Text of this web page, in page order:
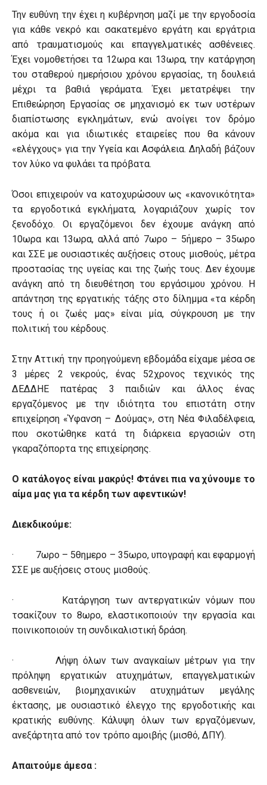
Την ευθύνη την έχει η κυβέρνηση μαζί με την εργοδοσία
για κάθε νεκρό και σακατεμένο εργάτη και εργάτρια
από τραυματισμούς και επαγγελματικές ασθένειες.
Έχει νομοθετήσει τα 12ωρα και 13ωρα, την κατάργηση
του σταθερού ημερήσιου χρόνου εργασίας, τη δουλειά
μέχρι τα βαθιά γεράματα. Έχει μετατρέψει την
Επιθεώρηση Εργασίας σε μηχανισμό εκ των υστέρων
διαπίστωσης εγκλημάτων, ενώ ανοίγει τον δρόμο
ακόμα και για ιδιωτικές εταιρείες που θα κάνουν
«ελέγχους» για την Υγεία και Ασφάλεια. Δηλαδή βάζουν
τον λύκο να φυλάει τα πρόβατα.
Όσοι επιχειρούν να κατοχυρώσουν ως «κανονικότητα»
τα εργοδοτικά εγκλήματα, λογαριάζουν χωρίς τον
ξενοδόχο. Οι εργαζόμενοι δεν έχουμε ανάγκη από
10ωρα και 13ωρα, αλλά από 7ωρο – 5ήμερο – 35ωρο
και ΣΣΕ με ουσιαστικές αυξήσεις στους μισθούς, μέτρα
προστασίας της υγείας και της ζωής τους. Δεν έχουμε
ανάγκη από τη διευθέτηση του εργάσιμου χρόνου. Η
απάντηση της εργατικής τάξης στο δίλημμα «τα κέρδη
τους ή οι ζωές μας» είναι μία, σύγκρουση με την
πολιτική του κέρδους.
Στην Αττική την προηγούμενη εβδομάδα είχαμε μέσα σε
3 μέρες 2 νεκρούς, ένας 52χρονος τεχνικός της
ΔΕΔΔΗΕ πατέρας 3 παιδιών και άλλος ένας
εργαζόμενος με την ιδιότητα του επιστάτη στην
επιχείρηση «Ύφανση – Δούμας», στη Νέα Φιλαδέλφεια,
που σκοτώθηκε κατά τη διάρκεια εργασιών στη
γκαραζόπορτα της επιχείρησης.
Ο κατάλογος είναι μακρύς! Φτάνει πια να χύνουμε το
αίμα μας για τα κέρδη των αφεντικών!
Διεκδικούμε:
· 7ωρο – 5θημερο – 35ωρο, υπογραφή και εφαρμογή
ΣΣΕ με αυξήσεις στους μισθούς.
· Κατάργηση των αντεργατικών νόμων που
τσακίζουν το 8ωρο, ελαστικοποιούν την εργασία και
ποινικοποιούν τη συνδικαλιστική δράση.
· Λήψη όλων των αναγκαίων μέτρων για την
πρόληψη εργατικών ατυχημάτων, επαγγελματικών
ασθενειών, βιομηχανικών ατυχημάτων μεγάλης
έκτασης, με ουσιαστικό έλεγχο της εργοδοτικής και
κρατικής ευθύνης. Κάλυψη όλων των εργαζόμενων,
ανεξάρτητα από τον τρόπο αμοιβής (μισθό, ΔΠΥ).
Απαιτούμε άμεσα :